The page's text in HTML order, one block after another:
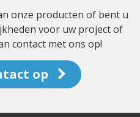
onze producten of bent u
voor uw project of
contact met ons op!
op